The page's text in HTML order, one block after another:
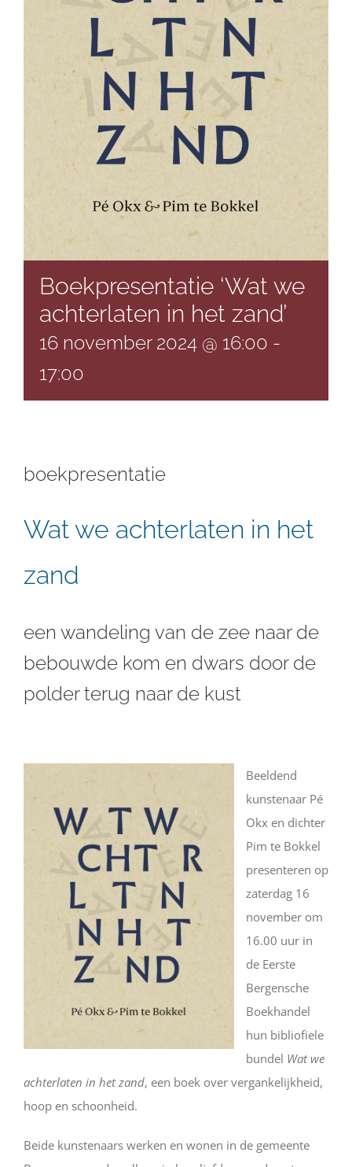
Boekpresentatie ‘Wat we
achterlaten in het zand’
16 november 2024 @ 16:00 -
17:00
boekpresentatie
Wat we achterlaten in het
zand
een wandeling van de zee naar de
bebouwde kom en dwars door de
polder terug naar de kust
Beeldend
kunstenaar Pé
Okx en dichter
Pim te Bokkel
presenteren op
zaterdag 16
november om
16.00 uur in
de Eerste
Bergensche
Boekhandel
hun bibliofiele
bundel Wat we
achterlaten in het zand, een boek over vergankelijkheid,
hoop en schoonheid.
Beide kunstenaars werken en wonen in de gemeente